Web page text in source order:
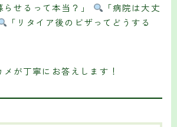
らせるって本当？」
「病院は大丈
「リタイア後のビザってどうする
が丁寧にお答えします！